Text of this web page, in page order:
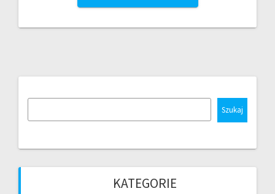
Szukaj
KATEGORIE